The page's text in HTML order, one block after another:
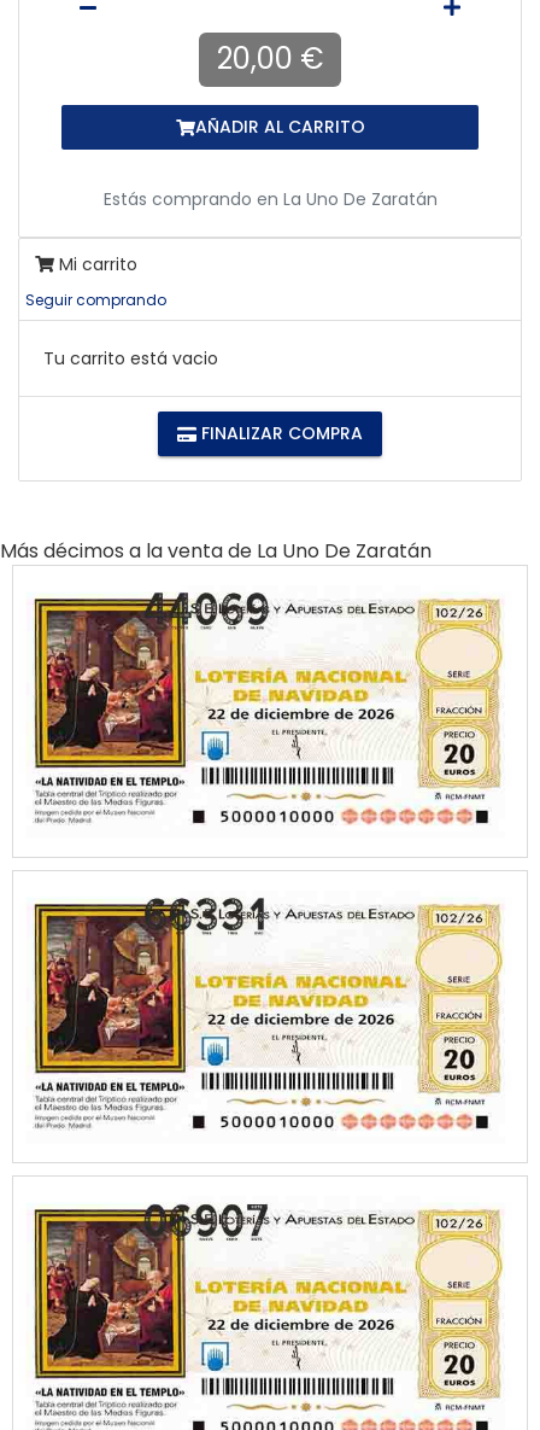
20,00 €
AÑADIR AL CARRITO
Estás comprando en La Uno De Zaratán
Mi carrito
Seguir comprando
Tu carrito está vacio
FINALIZAR COMPRA
Más décimos a la venta de La Uno De Zaratán